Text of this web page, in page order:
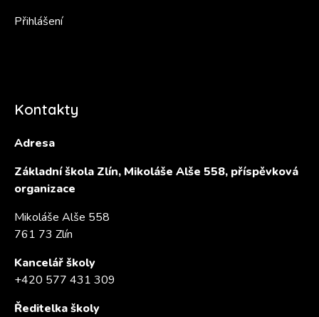
Přihlášení
Kontakty
Adresa
Základní škola Zlín, Mikoláše Alše 558, příspěvková
organizace
Mikoláše Alše 558
761 73 Zlín
Kancelář školy
+420 577 431 309
Ředitelka školy